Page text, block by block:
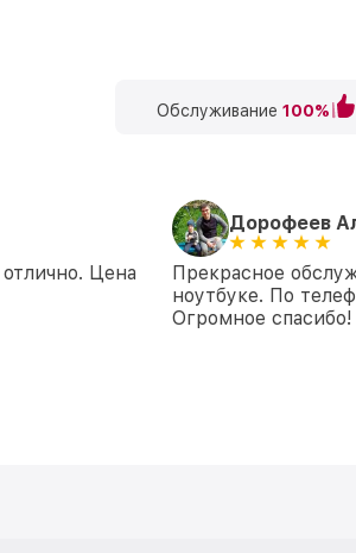
Обслуживание 100%
Цена
Дорофеев
Прекрасное
ноутбуке. По
Огромное спасибо!